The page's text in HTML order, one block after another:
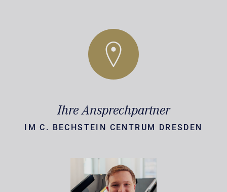
Ihre Ansprechpartner
IM C. BECHSTEIN CENTRUM DRESDEN